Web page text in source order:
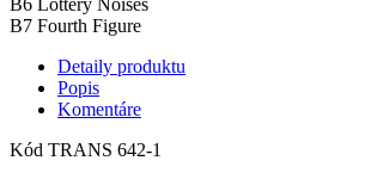
B6 Lottery Noises
B7 Fourth Figure
Detaily produktu
Popis
Komentáre
Kód TRANS 642-1